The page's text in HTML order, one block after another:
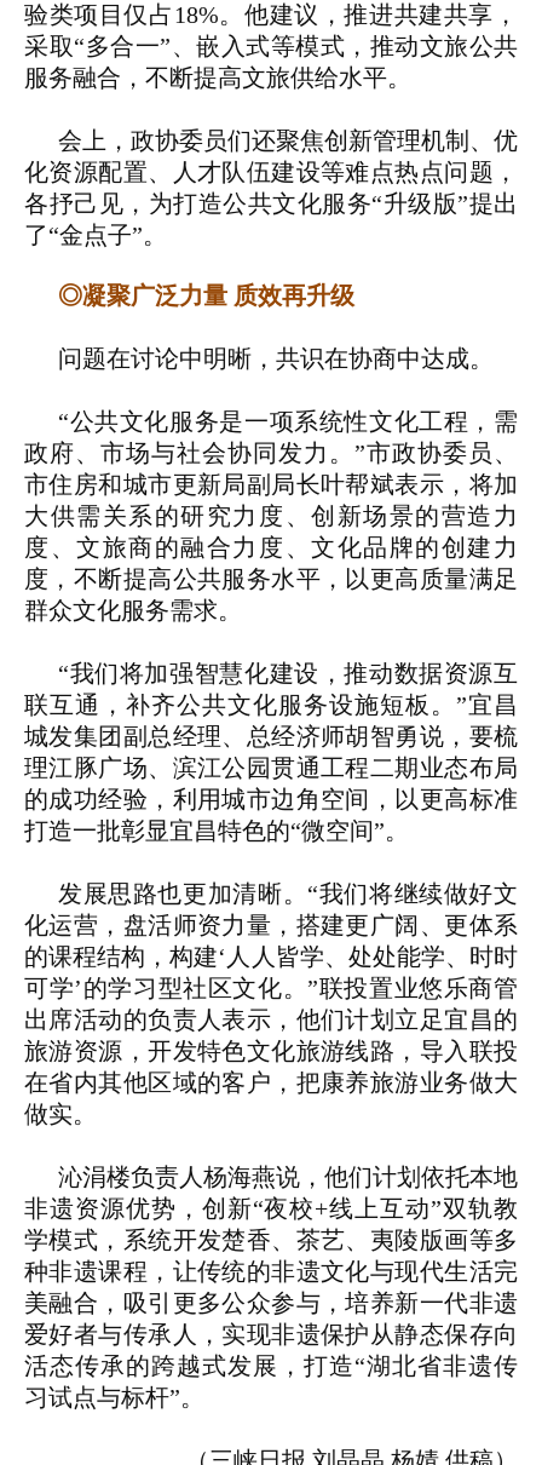
验类项目仅占18%。他建议，推进共建共享，
采取“多合一”、嵌入式等模式，推动文旅公共
服务融合，不断提高文旅供给水平。
会上，政协委员们还聚焦创新管理机制、优
化资源配置、人才队伍建设等难点热点问题，
各抒己见，为打造公共文化服务“升级版”提出
了“金点子”。
◎凝聚广泛力量 质效再升级
问题在讨论中明晰，共识在协商中达成。
“公共文化服务是一项系统性文化工程，需
政府、市场与社会协同发力。”市政协委员、
市住房和城市更新局副局长叶帮斌表示，将加
大供需关系的研究力度、创新场景的营造力
度、文旅商的融合力度、文化品牌的创建力
度，不断提高公共服务水平，以更高质量满足
群众文化服务需求。
“我们将加强智慧化建设，推动数据资源互
联互通，补齐公共文化服务设施短板。”宜昌
城发集团副总经理、总经济师胡智勇说，要梳
理江豚广场、滨江公园贯通工程二期业态布局
的成功经验，利用城市边角空间，以更高标准
打造一批彰显宜昌特色的“微空间”。
发展思路也更加清晰。“我们将继续做好文
化运营，盘活师资力量，搭建更广阔、更体系
的课程结构，构建‘人人皆学、处处能学、时时
可学’的学习型社区文化。”联投置业悠乐商管
出席活动的负责人表示，他们计划立足宜昌的
旅游资源，开发特色文化旅游线路，导入联投
在省内其他区域的客户，把康养旅游业务做大
做实。
沁涓楼负责人杨海燕说，他们计划依托本地
非遗资源优势，创新“夜校+线上互动”双轨教
学模式，系统开发楚香、茶艺、夷陵版画等多
种非遗课程，让传统的非遗文化与现代生活完
美融合，吸引更多公众参与，培养新一代非遗
爱好者与传承人，实现非遗保护从静态保存向
活态传承的跨越式发展，打造“湖北省非遗传
习试点与标杆”。